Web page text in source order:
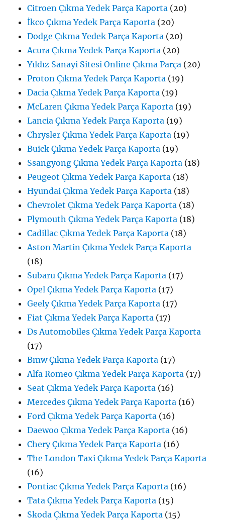
Citroen Çıkma Yedek Parça Kaporta (20)
İkco Çıkma Yedek Parça Kaporta (20)
Dodge Çıkma Yedek Parça Kaporta (20)
Acura Çıkma Yedek Parça Kaporta (20)
Yıldız Sanayi Sitesi Online Çıkma Parça (20)
Proton Çıkma Yedek Parça Kaporta (19)
Dacia Çıkma Yedek Parça Kaporta (19)
McLaren Çıkma Yedek Parça Kaporta (19)
Lancia Çıkma Yedek Parça Kaporta (19)
Chrysler Çıkma Yedek Parça Kaporta (19)
Buick Çıkma Yedek Parça Kaporta (19)
Ssangyong Çıkma Yedek Parça Kaporta (18)
Peugeot Çıkma Yedek Parça Kaporta (18)
Hyundai Çıkma Yedek Parça Kaporta (18)
Chevrolet Çıkma Yedek Parça Kaporta (18)
Plymouth Çıkma Yedek Parça Kaporta (18)
Cadillac Çıkma Yedek Parça Kaporta (18)
Aston Martin Çıkma Yedek Parça Kaporta
(18)
Subaru Çıkma Yedek Parça Kaporta (17)
Opel Çıkma Yedek Parça Kaporta (17)
Geely Çıkma Yedek Parça Kaporta (17)
Fiat Çıkma Yedek Parça Kaporta (17)
Ds Automobiles Çıkma Yedek Parça Kaporta
(17)
Bmw Çıkma Yedek Parça Kaporta (17)
Alfa Romeo Çıkma Yedek Parça Kaporta (17)
Seat Çıkma Yedek Parça Kaporta (16)
Mercedes Çıkma Yedek Parça Kaporta (16)
Ford Çıkma Yedek Parça Kaporta (16)
Daewoo Çıkma Yedek Parça Kaporta (16)
Chery Çıkma Yedek Parça Kaporta (16)
The London Taxi Çıkma Yedek Parça Kaporta
(16)
Pontiac Çıkma Yedek Parça Kaporta (16)
Tata Çıkma Yedek Parça Kaporta (15)
Skoda Çıkma Yedek Parça Kaporta (15)